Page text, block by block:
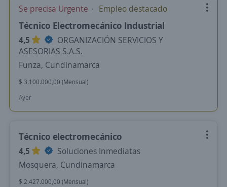
Se precisa Urgente Empleo destacado
Técnico Electromecánico Industrial
4,5
ORGANIZACIÓN SERVICIOS Y
ASESORIAS S.A.S.
Funza, Cundinamarca
$ 3.100.000,00 (Mensual)
Ayer
Técnico electromecánico
4,5
Soluciones Inmediatas
Mosquera, Cundinamarca
$ 2.427.000,00 (Mensual)